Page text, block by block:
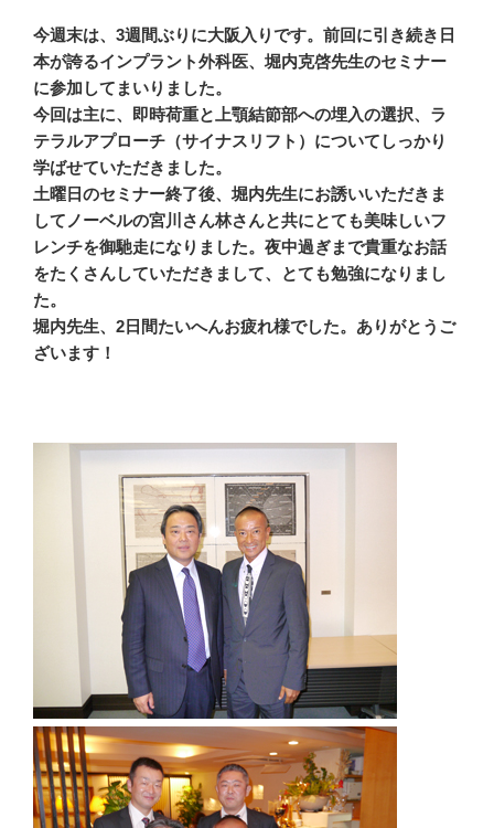
今週末は、3週間ぶりに大阪入りです。前回に引き続き日
本が誇るインプラント外科医、堀内克啓先生のセミナー
に参加してまいりました。
今回は主に、即時荷重と上顎結節部への埋入の選択、ラ
テラルアプローチ（サイナスリフト）についてしっかり
学ばせていただきました。
土曜日のセミナー終了後、堀内先生にお誘いいただきま
してノーベルの宮川さん林さんと共にとても美味しいフ
レンチを御馳走になりました。夜中過ぎまで貴重なお話
をたくさんしていただきまして、とても勉強になりまし
た。
堀内先生、2日間たいへんお疲れ様でした。ありがとうご
ざいます！